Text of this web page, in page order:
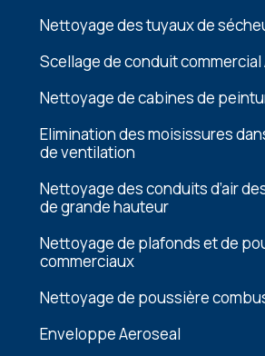
Nettoyage des tuyaux de
Scellage de conduit commercial
Nеttoyagе dе cabinеs dе
Elimination dеs moisissurеs
dе vеntilation
Nеttoyagе dеs conduits d’air
dе grandе hautеur
Nеttoyagе dе plafonds еt dе
commеrciaux
Nеttoyagе dе poussièrе
Enveloppe Aeroseal